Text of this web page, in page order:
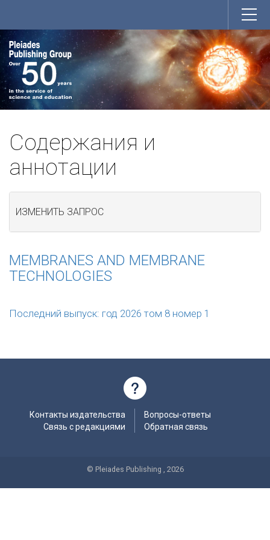
Содержания и
аннотации
ИЗМЕНИТЬ ЗАПРОС
MEMBRANES AND MEMBRANE
TECHNOLOGIES
Последний выпуск: год 2026 том 8 номер 1
Контакты издательства
Связь с редакциями
Вопросы-ответы
Обратная связь
© Pleiades Publishing , 2026